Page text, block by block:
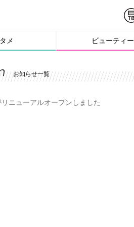
メ ビューティー
お知らせ一覧
リニューアルオープンしました